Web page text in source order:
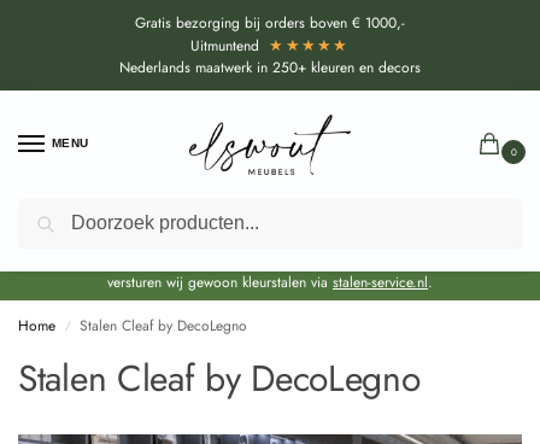
Gratis bezorging bij orders boven € 1000,-
Uitmuntend ★★★★★
Nederlands maatwerk in 250+ kleuren en decors
MENU
0
Door de bouwvakperiode geldt voor alle collecties momenteel een EXTRA
levertijd van circa 3-4 weken bovenop de reguliere levertijd.
versturen wij gewoon kleurstalen via stalen-service.nl.
Home / Stalen Cleaf by DecoLegno
Stalen Cleaf by DecoLegno